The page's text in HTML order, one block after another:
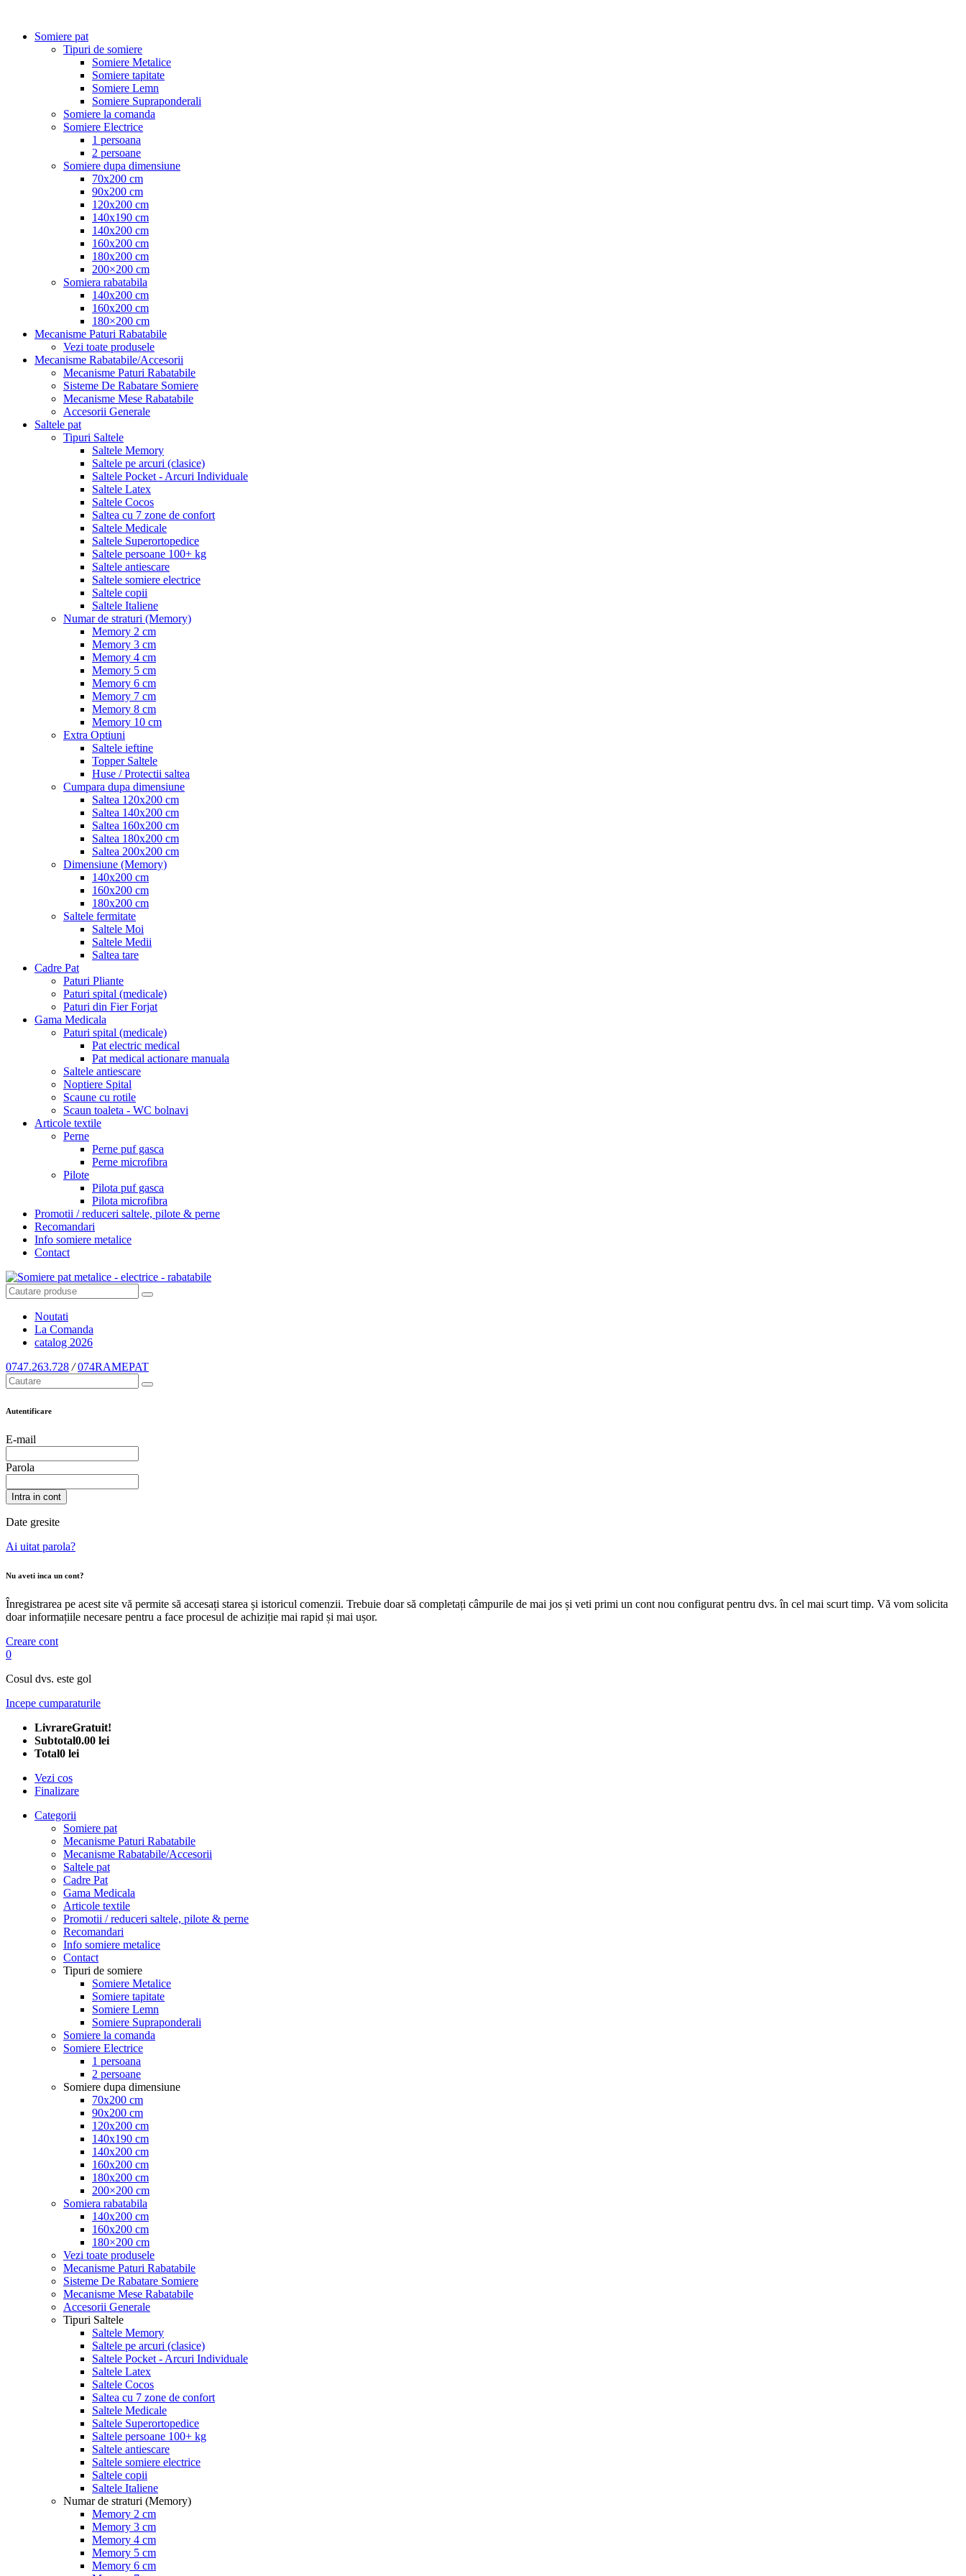
Somiere pat
Tipuri de somiere
Somiere Metalice
Somiere tapitate
Somiere Lemn
Somiere Supraponderali
Somiere la comanda
Somiere Electrice
1 persoana
2 persoane
Somiere dupa dimensiune
70x200 cm
90x200 cm
120x200 cm
140x190 cm
140x200 cm
160x200 cm
180x200 cm
200×200 cm
Somiera rabatabila
140x200 cm
160x200 cm
180×200 cm
Mecanisme Paturi Rabatabile
Vezi toate produsele
Mecanisme Rabatabile/Accesorii
Mecanisme Paturi Rabatabile
Sisteme De Rabatare Somiere
Mecanisme Mese Rabatabile
Accesorii Generale
Saltele pat
Tipuri Saltele
Saltele Memory
Saltele pe arcuri (clasice)
Saltele Pocket - Arcuri Individuale
Saltele Latex
Saltele Cocos
Saltea cu 7 zone de confort
Saltele Medicale
Saltele Superortopedice
Saltele persoane 100+ kg
Saltele antiescare
Saltele somiere electrice
Saltele copii
Saltele Italiene
Numar de straturi (Memory)
Memory 2 cm
Memory 3 cm
Memory 4 cm
Memory 5 cm
Memory 6 cm
Memory 7 cm
Memory 8 cm
Memory 10 cm
Extra Optiuni
Saltele ieftine
Topper Saltele
Huse / Protectii saltea
Cumpara dupa dimensiune
Saltea 120x200 cm
Saltea 140x200 cm
Saltea 160x200 cm
Saltea 180x200 cm
Saltea 200x200 cm
Dimensiune (Memory)
140x200 cm
160x200 cm
180x200 cm
Saltele fermitate
Saltele Moi
Saltele Medii
Saltea tare
Cadre Pat
Paturi Pliante
Paturi spital (medicale)
Paturi din Fier Forjat
Gama Medicala
Paturi spital (medicale)
Pat electric medical
Pat medical actionare manuala
Saltele antiescare
Noptiere Spital
Scaune cu rotile
Scaun toaleta - WC bolnavi
Articole textile
Perne
Perne puf gasca
Perne microfibra
Pilote
Pilota puf gasca
Pilota microfibra
Promotii / reduceri saltele, pilote & perne
Recomandari
Info somiere metalice
Contact
Noutati
La Comanda
catalog 2026
0747.263.728 / 074RAMEPAT
Autentificare
E-mail
Parola
Intra in cont
Date gresite
Ai uitat parola?
Nu aveti inca un cont?
Înregistrarea pe acest site vă permite să accesați starea și istoricul comenzii. Trebuie doar să completați câmpurile de mai jos și veti primi un cont nou configurat pentru dvs. în cel mai scurt timp. Vă vom solicita
doar informațiile necesare pentru a face procesul de achiziție mai rapid și mai ușor.
Creare cont
0
Cosul dvs. este gol
Incepe cumparaturile
LivrareGratuit!
Subtotal0.00 lei
Total0 lei
Vezi cos
Finalizare
Categorii
Somiere pat
Mecanisme Paturi Rabatabile
Mecanisme Rabatabile/Accesorii
Saltele pat
Cadre Pat
Gama Medicala
Articole textile
Promotii / reduceri saltele, pilote & perne
Recomandari
Info somiere metalice
Contact
Tipuri de somiere
Somiere Metalice
Somiere tapitate
Somiere Lemn
Somiere Supraponderali
Somiere la comanda
Somiere Electrice
1 persoana
2 persoane
Somiere dupa dimensiune
70x200 cm
90x200 cm
120x200 cm
140x190 cm
140x200 cm
160x200 cm
180x200 cm
200×200 cm
Somiera rabatabila
140x200 cm
160x200 cm
180×200 cm
Vezi toate produsele
Mecanisme Paturi Rabatabile
Sisteme De Rabatare Somiere
Mecanisme Mese Rabatabile
Accesorii Generale
Tipuri Saltele
Saltele Memory
Saltele pe arcuri (clasice)
Saltele Pocket - Arcuri Individuale
Saltele Latex
Saltele Cocos
Saltea cu 7 zone de confort
Saltele Medicale
Saltele Superortopedice
Saltele persoane 100+ kg
Saltele antiescare
Saltele somiere electrice
Saltele copii
Saltele Italiene
Numar de straturi (Memory)
Memory 2 cm
Memory 3 cm
Memory 4 cm
Memory 5 cm
Memory 6 cm